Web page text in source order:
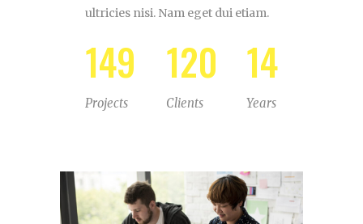
ultricies nisi. Nam eget dui etiam.
149
Projects
120
Clients
14
Years